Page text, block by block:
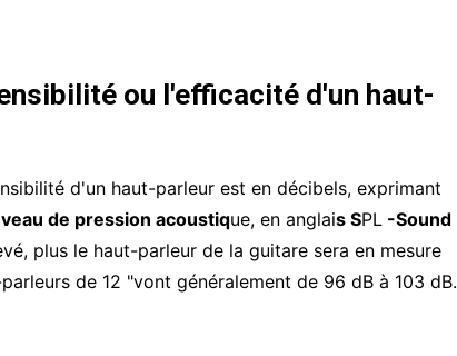
ou l'efficacité d'un haut-
d'un haut-parleur est en décibels, exprimant
veau de pression acoustique, en anglais SPL -Sound
plus le haut-parleur de la guitare sera en mesure
de 12 "vont généralement de 96 dB à 103 dB.